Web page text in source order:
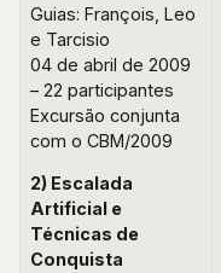
Guias: François, Leo
e Tarcisio
04 de abril de 2009
– 22 participantes
Excursão conjunta
com o CBM/2009
2) Escalada
Artificial e
Técnicas de
Conquista